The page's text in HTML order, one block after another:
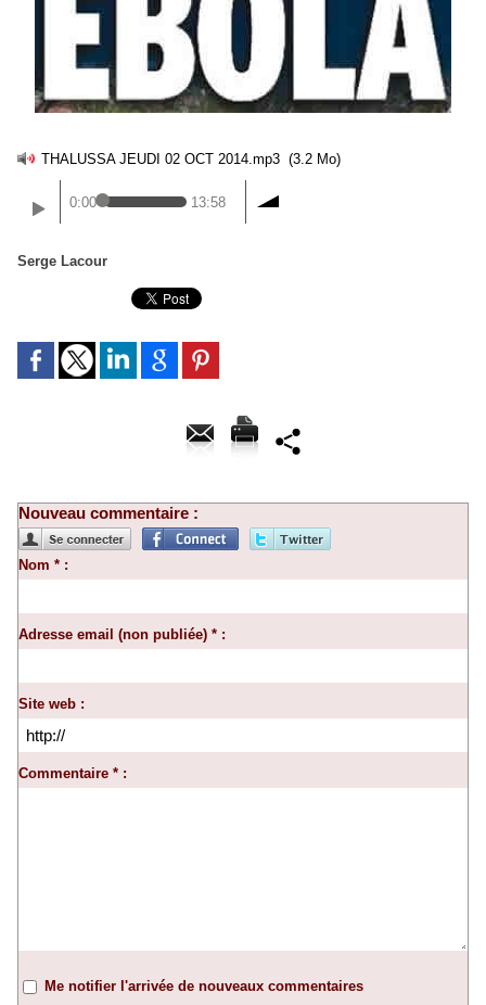
THALUSSA JEUDI 02 OCT 2014.mp3 (3.2 Mo)
0:00 13:58
Serge Lacour
Nouveau commentaire :
Nom * :
Adresse email (non publiée) * :
Site web :
Commentaire * :
Me notifier l'arrivée de nouveaux commentaires